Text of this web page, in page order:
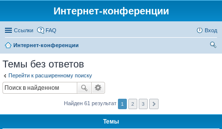
Интернет-конференции
Ссылки FAQ Вход
Интернет-конференции
Темы без ответов
Перейти к расширенному поиску
Найден 61 результат 1 2 3
Темы